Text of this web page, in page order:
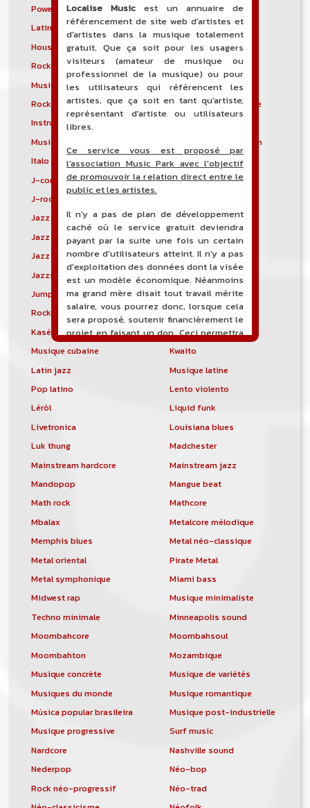
Power noise
Heavenly voices
Latin metal
Musique hindoustanie
House progressive
Tropical house
Rock indépendant
Indietronica
Musique industrielle
Metal industriel
Rock industriel
Musique instrumentale
Instrumental
Musique irlandaise
Rock progressif italien
Italo Disco
Italo house
J-core
J-pop
J-rock
Jazz blues
Jazz modal
Jazz Nouvelle-Orléans
Jazz punk
Jazz vocal
Jazz-funk
Jazzstep
Jersey club
Jump blues
Jump-up
Rock canadien
Kansas City blues
Kasékò
Kizomba
Musique cubaine
Kwaito
Latin jazz
Musique latine
Pop latino
Lento violento
Léròl
Liquid funk
Livetronica
Louisiana blues
Luk thung
Madchester
Mainstream hardcore
Mainstream jazz
Mandopop
Mangue beat
Math rock
Mathcore
Mbalax
Metalcore mélodique
Memphis blues
Metal néo-classique
Metal oriental
Pirate Metal
Metal symphonique
Miami bass
Midwest rap
Musique minimaliste
Techno minimale
Minneapolis sound
Moombahcore
Moombahsoul
Moombahton
Mozambique
Musique concrète
Musique de variétés
Musiques du monde
Musique romantique
Música popular brasileira
Musique post-industrielle
Musique progressive
Surf music
Nardcore
Nashville sound
Nederpop
Néo-bop
Rock néo-progressif
Néo-trad
Localise Music est un annuaire de
référencement de site web d'artistes et
d'artistes dans la musique totalement
gratuit. Que ça soit pour les usagers
visiteurs (amateur de musique ou
professionnel de la musique) ou pour
les utilisateurs qui référencent les
artistes, que ça soit en tant qu'artiste,
représentant d'artiste ou utilisateurs
libres.
Ce service vous est proposé par
l'association Music Park avec l'objectif
de promouvoir la relation direct entre le
public et les artistes.
Il n'y a pas de plan de développement
caché où le service gratuit deviendra
payant par la suite une fois un certain
nombre d'utilisateurs atteint. Il n'y a pas
d'exploitation des données dont la visée
est un modèle économique. Néanmoins
ma grand mère disait tout travail mérite
salaire, vous pourrez donc, lorsque cela
sera proposé, soutenir financièrement le
projet en faisant un don. Ceci permettra
de financer l'hébergement, le nom de
de développement du site, et peut-être
une campagne de communication. Il va
comptabilité sera totalement publique
visible directement sur le site.
Un nouveau service de petites annonces
pour musicien vous est proposé sur le
site. Ce service permet, lorsque vous
êtes musiciens ou un groupe, un
orchestre, DJ, etc... de chercher un/des